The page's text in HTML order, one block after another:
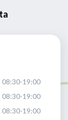
08:30-19:00
08:30-19:00
08:30-19:00